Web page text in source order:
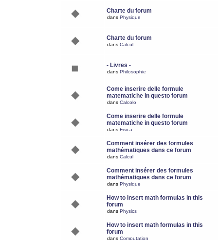
Charte du forum
dans Physique
Charte du forum
dans Calcul
- Livres -
dans Philosophie
Come inserire delle formule
matematiche in questo forum
dans Calcolo
Come inserire delle formule
matematiche in questo forum
dans Fisica
Comment insérer des formules
mathématiques dans ce forum
dans Calcul
Comment insérer des formules
mathématiques dans ce forum
dans Physique
How to insert math formulas in this
forum
dans Physics
How to insert math formulas in this
forum
dans Computation